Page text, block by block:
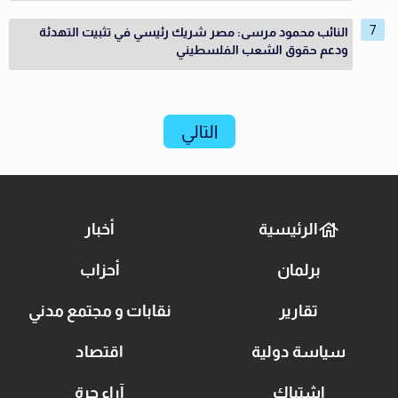
النائب محمود مرسى: مصر شريك رئيسي في تثبيت التهدئة
ودعم حقوق الشعب الفلسطيني
التالي
الرئيسية أخبار
برلمان أحزاب
تقارير نقابات و مجتمع مدني
سياسة دولية اقتصاد
اشتباك آراء حرة